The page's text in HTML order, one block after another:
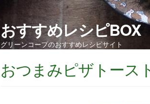
おすすめレシピBOX
グリーンコープのおすすめレシピサイト
おつまみピザトース